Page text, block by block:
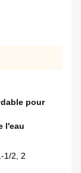
pour
l'eau
1/2, 2